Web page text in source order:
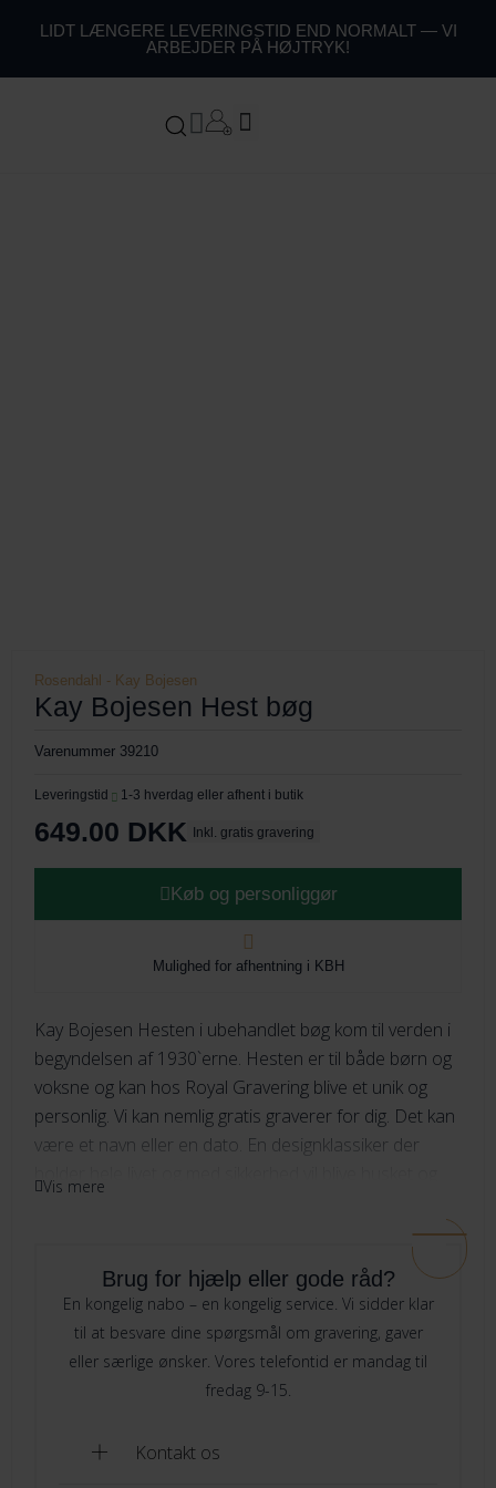
LIDT LÆNGERE LEVERINGSTID END NORMALT — VI
ARBEJDER PÅ HØJTRYK!
Kurv
54
194
214
224
264
284
Rosendahl - Kay Bojesen
Kay Bojesen Hest bøg
Varenummer 39210
Leveringstid 1-3 hverdag eller afhent i butik
649.00 DKK Inkl. gratis gravering
Køb og personliggør
Mulighed for afhentning i KBH
Skrifttype
Indtast din tekst her
Her skriver du hvad du ønsker vi skal
Specielle ønsker til gravering
Er der noget vi skal være
Nej tak
Bojesen
Hest
Kay Bojesen Hesten i ubehandlet bøg kom til verden i
begyndelsen af 1930`erne. Hesten er til både børn og
voksne og kan hos Royal Gravering blive et unik og
personlig. Vi kan nemlig gratis graverer for dig. Det kan
være et navn eller en dato. En designklassiker der
Med sit klassiske design bliver hesten hurtigt en del af
familien og passer ind i ethvert hjem. God gaveidé til
mindeværdige lejligheder – lige fra konfirmation til
bryllup. Se også Kay Bojesen hesten i valnød her
Great vibes anbefaler vi ikke på denne vare. Da det
derfor bliver for lille.
Vis mere
Brug for hjælp eller gode råd?
En kongelig nabo – en kongelig service. Vi sidder klar
til at besvare dine spørgsmål om gravering, gaver
eller særlige ønsker. Vores telefontid er mandag til
fredag 9-15.
Kontakt os